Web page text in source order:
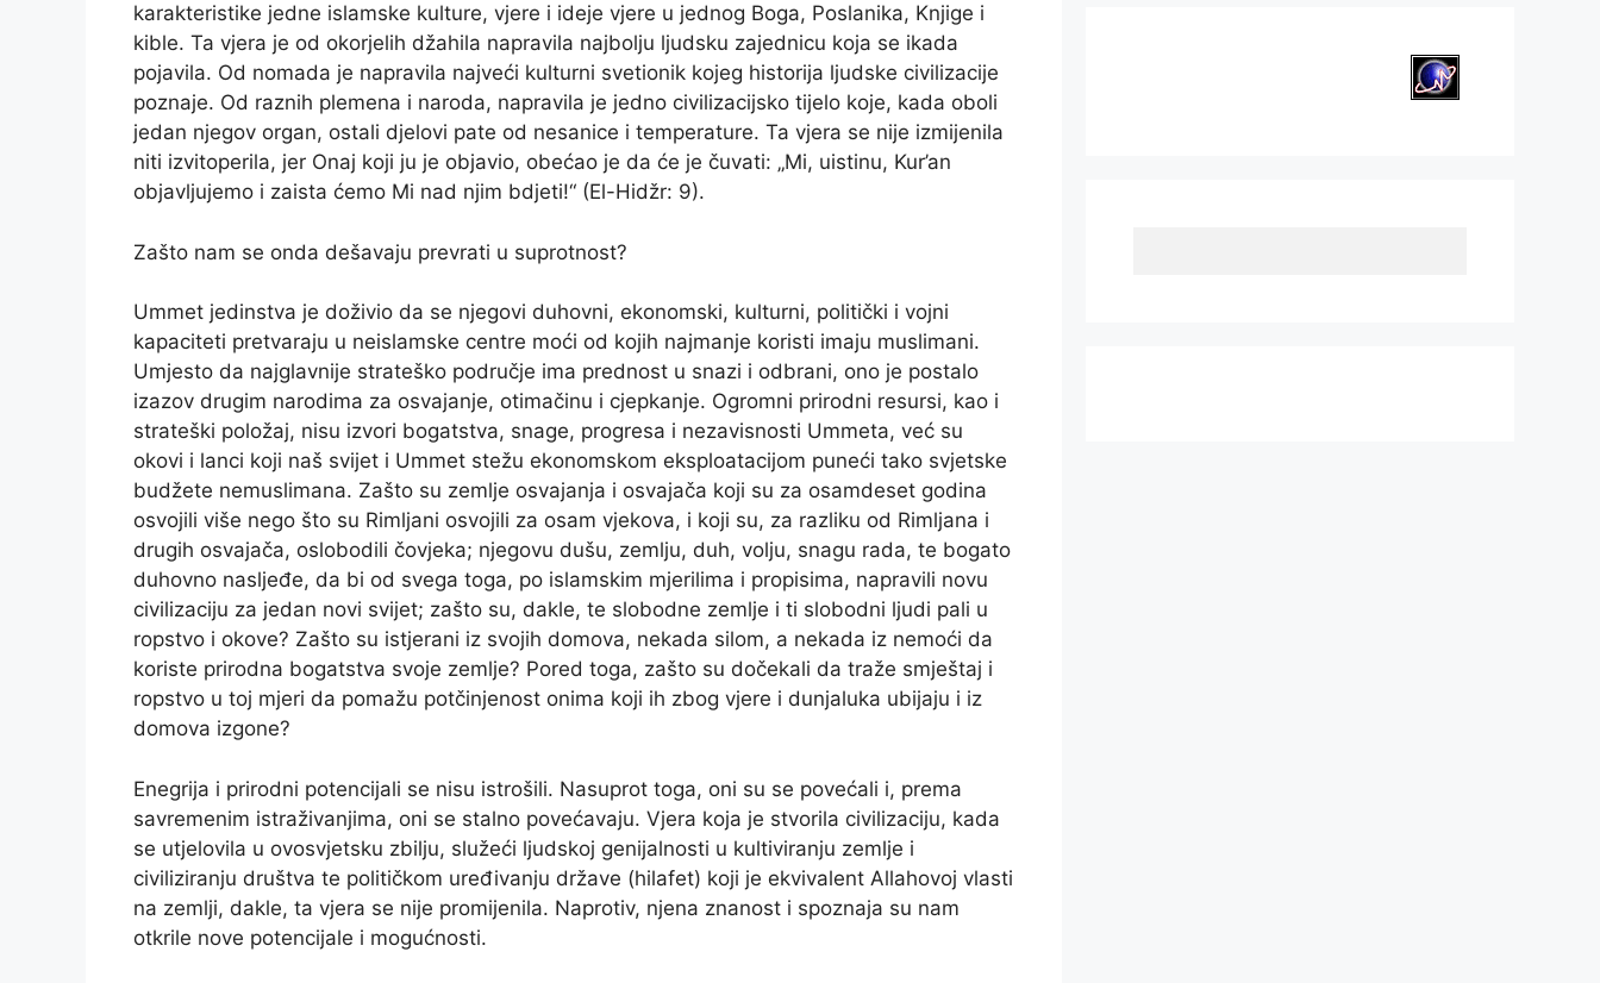
karakteristike jedne islamske kulture, vjere i ideje vjere u jednog Boga, Poslanika, Knjige i
kible. Ta vjera je od okorjelih džahila napravila najbolju ljudsku zajednicu koja se ikada
pojavila. Od nomada je napravila najveći kulturni svetionik kojeg historija ljudske civilizacije
poznaje. Od raznih plemena i naroda, napravila je jedno civilizacijsko tijelo koje, kada oboli
jedan njegov organ, ostali djelovi pate od nesanice i temperature. Ta vjera se nije izmijenila
niti izvitoperila, jer Onaj koji ju je objavio, obećao je da će je čuvati: „Mi, uistinu, Kur’an
objavljujemo i zaista ćemo Mi nad njim bdjeti!“ (El-Hidžr: 9).
Zašto nam se onda dešavaju prevrati u suprotnost?
Ummet jedinstva je doživio da se njegovi duhovni, ekonomski, kulturni, politički i vojni
kapaciteti pretvaraju u neislamske centre moći od kojih najmanje koristi imaju muslimani.
Umjesto da najglavnije strateško područje ima prednost u snazi i odbrani, ono je postalo
izazov drugim narodima za osvajanje, otimačinu i cjepkanje. Ogromni prirodni resursi, kao i
strateški položaj, nisu izvori bogatstva, snage, progresa i nezavisnosti Ummeta, već su
okovi i lanci koji naš svijet i Ummet stežu ekonomskom eksploatacijom puneći tako svjetske
budžete nemuslimana. Zašto su zemlje osvajanja i osvajača koji su za osamdeset godina
osvojili više nego što su Rimljani osvojili za osam vjekova, i koji su, za razliku od Rimljana i
drugih osvajača, oslobodili čovjeka; njegovu dušu, zemlju, duh, volju, snagu rada, te bogato
duhovno nasljeđe, da bi od svega toga, po islamskim mjerilima i propisima, napravili novu
civilizaciju za jedan novi svijet; zašto su, dakle, te slobodne zemlje i ti slobodni ljudi pali u
ropstvo i okove? Zašto su istjerani iz svojih domova, nekada silom, a nekada iz nemoći da
koriste prirodna bogatstva svoje zemlje? Pored toga, zašto su dočekali da traže smještaj i
ropstvo u toj mjeri da pomažu potčinjenost onima koji ih zbog vjere i dunjaluka ubijaju i iz
domova izgone?
Enegrija i prirodni potencijali se nisu istrošili. Nasuprot toga, oni su se povećali i, prema
savremenim istraživanjima, oni se stalno povećavaju. Vjera koja je stvorila civilizaciju, kada
se utjelovila u ovosvjetsku zbilju, služeći ljudskoj genijalnosti u kultiviranju zemlje i
civiliziranju društva te političkom uređivanju države (hilafet) koji je ekvivalent Allahovoj vlasti
na zemlji, dakle, ta vjera se nije promijenila. Naprotiv, njena znanost i spoznaja su nam
otkrile nove potencijale i mogućnosti.